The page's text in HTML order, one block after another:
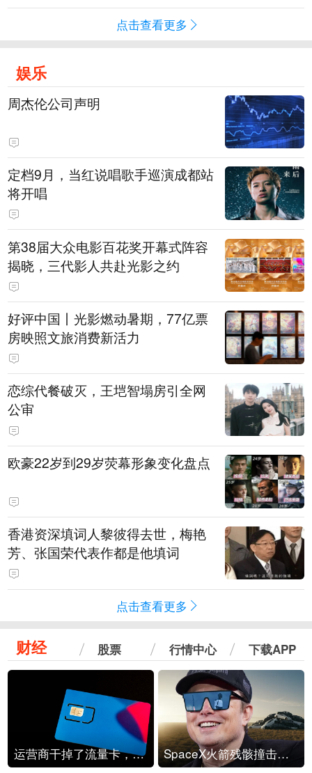
点击查看更多
娱乐
周杰伦公司声明
定档9月，当红说唱歌手巡演成都站
将开唱
第38届大众电影百花奖开幕式阵容
揭晓，三代影人共赴光影之约
好评中国丨光影燃动暑期，77亿票
房映照文旅消费新活力
恋综代餐破灭，王垲智塌房引全网
公审
欧豪22岁到29岁荧幕形象变化盘点
香港资深填词人黎彼得去世，梅艳
芳、张国荣代表作都是他填词
点击查看更多
财经 股票 行情中心 下载APP
运营商干掉了流量卡，他们真的玩不起了 SpaceX火箭残骸撞击月球